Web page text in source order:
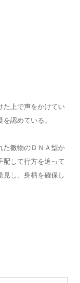
た上で声をかけてい
認めている。
微物のＤＮＡ型か
配して行方を追って
見し、身柄を確保し